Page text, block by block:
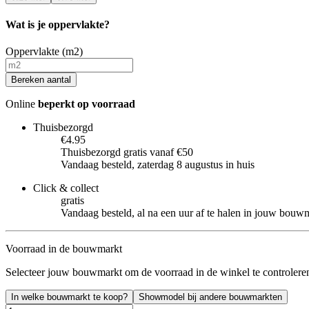
Wat is je oppervlakte?
Oppervlakte (m2)
Bereken aantal
Online beperkt op voorraad
Thuisbezorgd
€4.95
Thuisbezorgd gratis vanaf €50
Vandaag besteld, zaterdag 8 augustus in huis
Click & collect
gratis
Vandaag besteld, al na een uur af te halen in jouw
Voorraad in de bouwmarkt
Selecteer jouw bouwmarkt om de voorraad in de winkel te
In welke bouwmarkt te koop? Showmodel bij andere bouwmarkten